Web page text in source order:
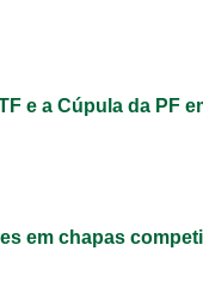
e a Cúpula da PF
em chapas